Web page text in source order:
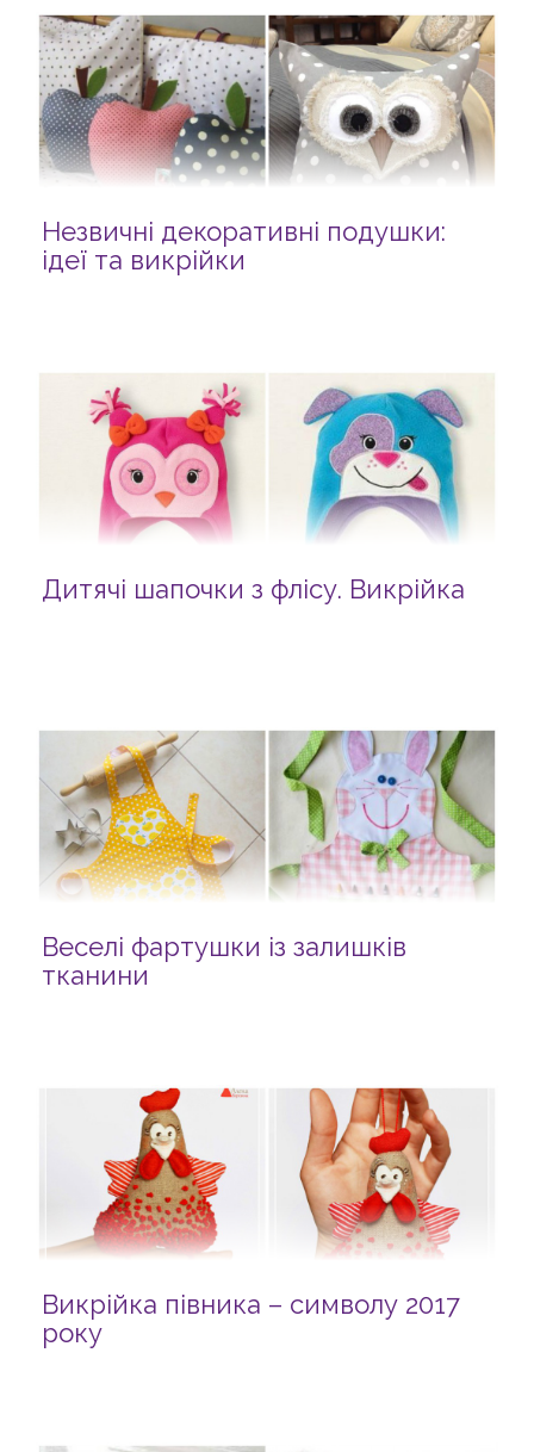
Незвичні декоративні подушки:
ідеї та викрійки
Дитячі шапочки з флісу. Викрійка
Веселі фартушки із залишків
тканини
Викрійка півника – символу 2017
року